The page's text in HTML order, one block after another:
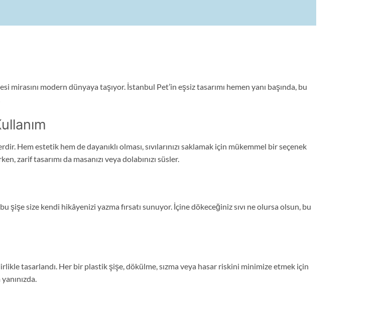
modern dünyaya taşıyor. İstanbul Pet’in eşsiz tasarımı hemen yanı başında, bu
Hem estetik hem de dayanıklı olması, sıvılarınızı saklamak için mükemmel bir seçenek
zarif tasarımı da masanızı veya dolabınızı süsler.
şişe size kendi hikâyenizi yazma fırsatı sunuyor. İçine dökeceğiniz sıvı ne olursa olsun, bu
tasarlandı. Her bir plastik şişe, dökülme, sızma veya hasar riskini minimize etmek için